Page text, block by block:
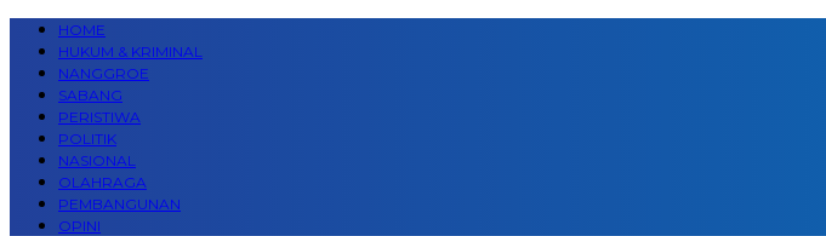
HOME
HUKUM & KRIMINAL
NANGGROE
SABANG
PERISTIWA
POLITIK
NASIONAL
OLAHRAGA
PEMBANGUNAN
OPINI